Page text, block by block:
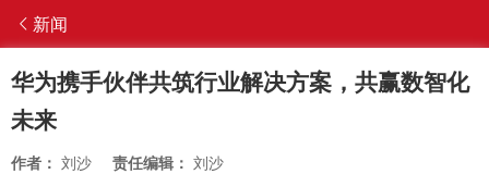
新闻
华为携手伙伴共筑行业解决方案，共赢数智化
未来
作者： 刘沙 责任编辑： 刘沙